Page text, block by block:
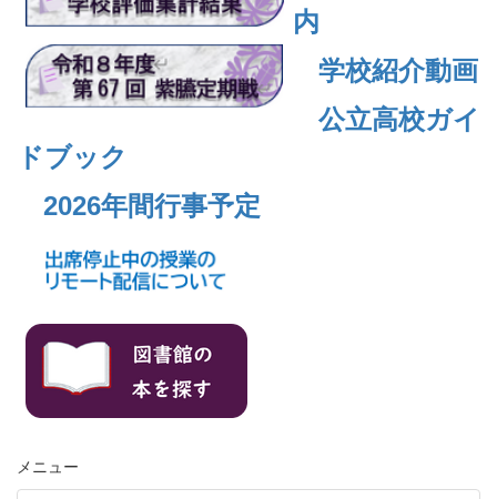
内
学校紹介動画
公立高校ガイ
ドブック
2026年間行事予定
メニュー